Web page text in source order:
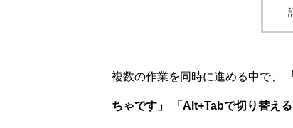
複数の作業を同時に進める中で、
ちゃです」 「Alt+Tabで切り替え